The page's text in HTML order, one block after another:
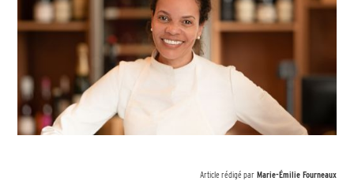
Article rédigé par Marie-Émilie Fourneaux